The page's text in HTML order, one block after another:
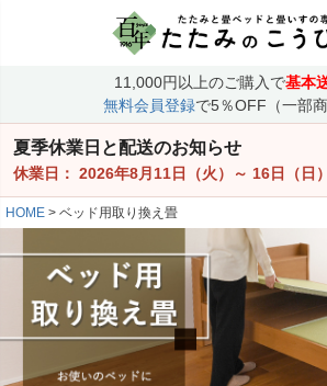
11,000円以上のご購入で基本
無料会員登録で5％OFF（一部商
夏季休業日と配送のお知らせ
休業日： 2026年8月11日（火） ～ 16日（日）
HOME ベッド用取り換え畳